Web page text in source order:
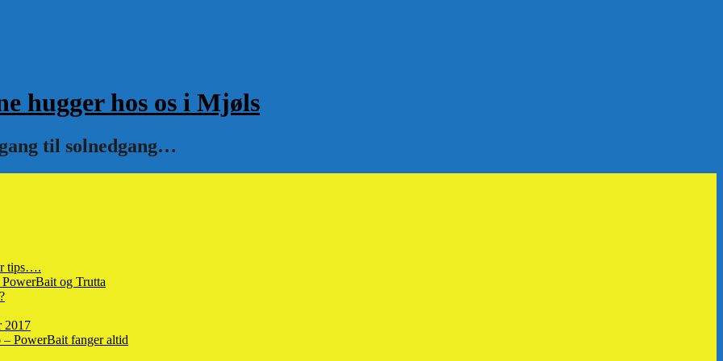
hugger hos os i Mjøls
til solnedgang…
tips….
og Trutta
2017
PowerBait fanger altid